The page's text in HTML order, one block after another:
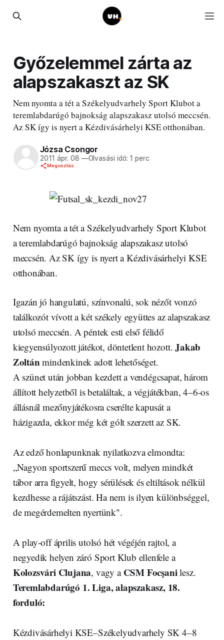
Győzelemmel zárta az
alapszakaszt az SK
Nem nyomta a tét a Székelyudvarhely Sport Klubot a
teremlabdarúgó bajnokság alapszakasz utolsó meccsén.
Az SK így is nyert a Kézdivásárhelyi KSE otthonában.
Józsa Csongor
2011 ápr. 08 —Olvasási idő: 1 perc
Megosztás
Nem nyomta a tét a Székelyudvarhely Sport Klubot
a teremlabdarúgó bajnokság alapszakasz utolsó
meccsén. Az SK így is nyert a Kézdivásárhelyi KSE
otthonában.
Igazán jó hangulatú, színvonalú, sok nézőt vonzó
találkozót vívott a két székely együttes az alapszakasz
utolsó meccsén. A péntek esti első félidő
kiegyensúlyozott játékot, döntetlent hozott.Jakab
Zoltánmindenkinek adott lehetőséget.
A szünet után jobban kezdett a vendégcsapat, három
állított helyzetből is betaláltak, a végjátékban, 4–6-os
állásnál mezőnyjátékosra cserélte kapusát a
házigazda, ekkor még két gólt szerzett az SK.
Az edző honlapunknak nyilatkozva elmondta:
„Nagyon sportszerű meccs volt, melyen mindkét
tábor arra figyelt, hogy sérülések és eltiltások nélkül
kezdhesse a rájátszást. Ha nem is ilyen különbséggel,
de megérdemelten nyertünk".
A play-off április utolsó hét végéjén rajtol, a
negyedik helyen záró Sport Klub ellenfele a
Kolozsvári Clujana, vagy a CSM Focşanilesz.
Teremlabdarúgó 1. Liga, alapszakasz, 18.
forduló:
Kézdivásárhelyi KSE–Székelyudvarhely SK 4–8